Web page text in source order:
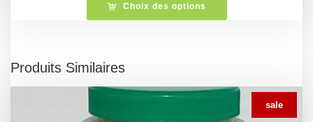
Choix des options
Produits Similaires
sale